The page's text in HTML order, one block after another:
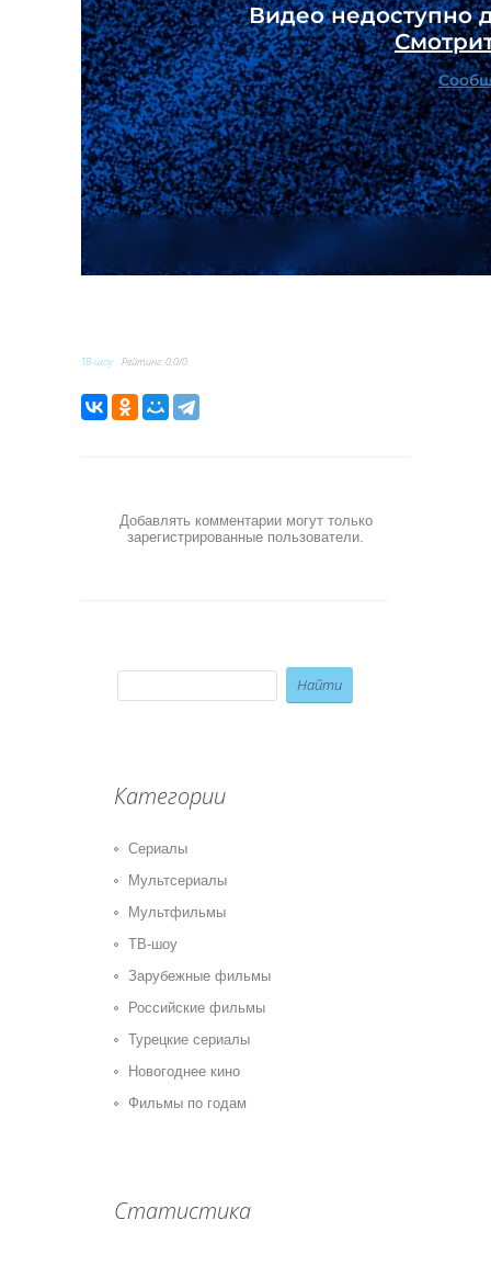
ТВ-шоу Рейтинг:0.0/0
Добавлять комментарии могут только
зарегистрированные пользователи.
Категории
Сериалы
Мультсериалы
Мультфильмы
ТВ-шоу
Зарубежные фильмы
Российские фильмы
Турецкие сериалы
Новогоднее кино
Фильмы по годам
Статистика